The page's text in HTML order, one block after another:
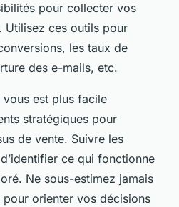
pour collecter vos
Utilisez ces outils pour
les taux de
des e-mails, etc.
vous est plus facile
stratégiques pour
de vente. Suivre les
ce qui fonctionne
Ne sous-estimez jamais
orienter vos décisions